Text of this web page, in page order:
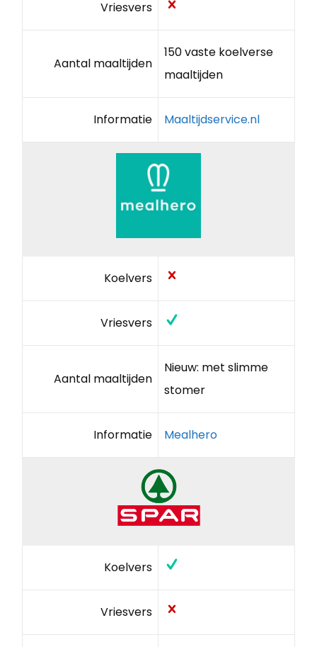
Vriesvers
Aantal maaltijden
150 vaste koelverse
maaltijden
Informatie Maaltijdservice.nl
Koelvers
Vriesvers
Aantal maaltijden
Nieuw: met slimme
stomer
Informatie Mealhero
Koelvers
Vriesvers